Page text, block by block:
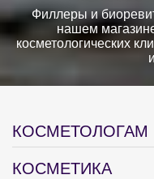
Филлеры и
нашем
косметологических
КОСМЕТОЛОГАМ
КОСМЕТИКА